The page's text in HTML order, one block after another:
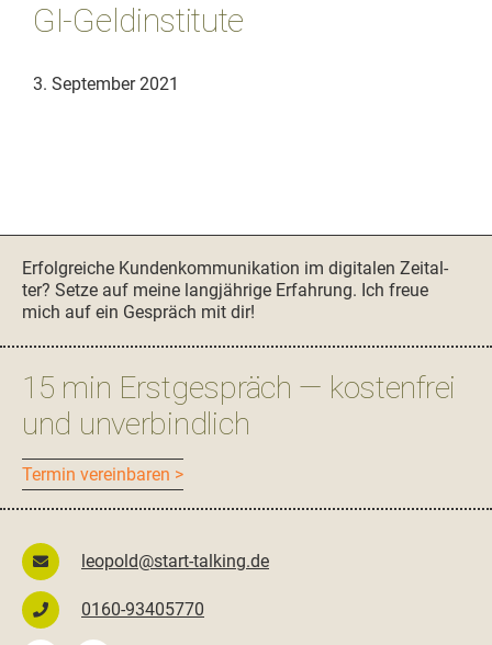
GI-Geldinstitute
3. September 2021
Erfol­gre­iche Kun­denkom­mu­nika­tion im dig­i­tal­en Zeital­
ter? Set­ze auf meine langjährige Erfahrung. Ich freue
mich auf ein Gespräch mit dir!
15 min Erstgespräch — kostenfrei
und unverbindlich
Ter­min vereinbaren >
leopold@start-talking.de
0160-93405770